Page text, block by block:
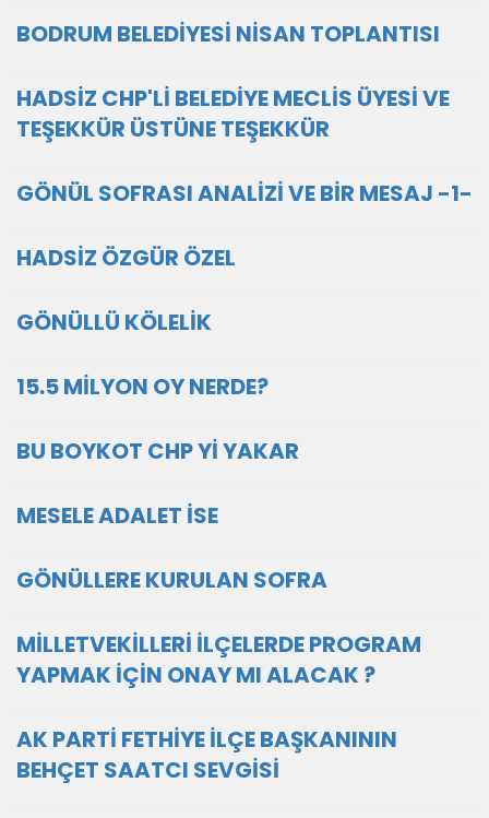
BODRUM BELEDİYESİ NİSAN TOPLANTISI
HADSİZ CHP'Lİ BELEDİYE MECLİS ÜYESİ VE
TEŞEKKÜR ÜSTÜNE TEŞEKKÜR
GÖNÜL SOFRASI ANALİZİ VE BİR MESAJ -1-
HADSİZ ÖZGÜR ÖZEL
GÖNÜLLÜ KÖLELİK
15.5 MİLYON OY NERDE?
BU BOYKOT CHP Yİ YAKAR
MESELE ADALET İSE
GÖNÜLLERE KURULAN SOFRA
MİLLETVEKİLLERİ İLÇELERDE PROGRAM
YAPMAK İÇİN ONAY MI ALACAK ?
AK PARTİ FETHİYE İLÇE BAŞKANININ
BEHÇET SAATCI SEVGİSİ